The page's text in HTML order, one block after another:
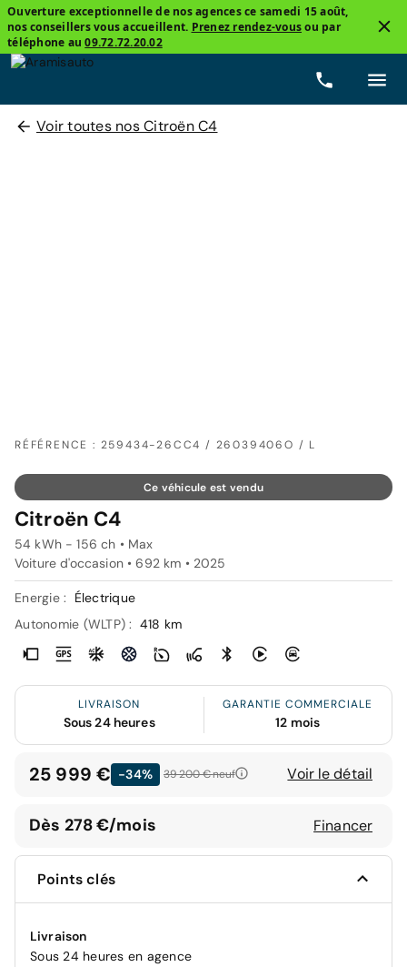
Ouverture exceptionnelle de nos agences ce samedi 15 août,
nos conseillers vous accueillent. Prenez rendez-vousou par
téléphone au09.72.72.20.02
Voir toutes nos Citroën C4
RÉFÉRENCE : 259434-26CC4 / 26039406O / L
Ce véhicule est vendu
Citroën C4
54 kWh - 156 ch • Max
Voiture d'occasion • 692 km • 2025
Energie :
Électrique
Autonomie (WLTP) : 418 km
LIVRAISON
Sous 24 heures
GARANTIE COMMERCIALE
12 mois
25 999 € -34% 39 200 €neuf Voir le détail
Dès 278 €/mois Financer
Points clés
Livraison
Sous 24 heures en agence